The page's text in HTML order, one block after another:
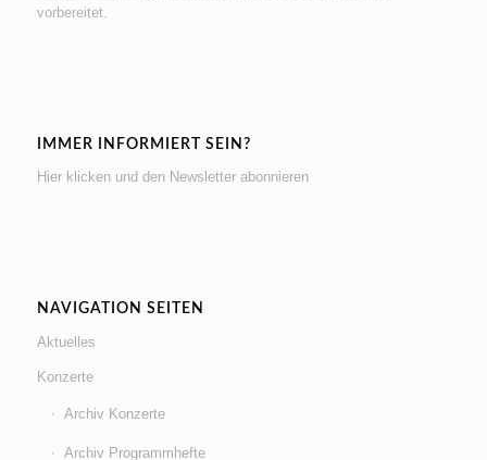
vorbereitet.
IMMER INFORMIERT SEIN?
Hier klicken und den Newsletter abonnieren
NAVIGATION SEITEN
Aktuelles
Konzerte
Archiv Konzerte
Archiv Programmhefte